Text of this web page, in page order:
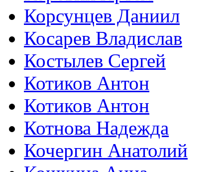
Корсунцев Даниил
Косарев Владислав
Костылев Сергей
Котиков Антон
Котиков Антон
Котнова Надежда
Кочергин Анатолий